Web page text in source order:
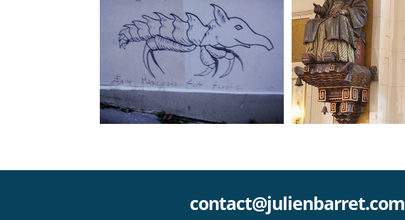
en compagnie de Codex
Urbanus
contact@julienbarret.com